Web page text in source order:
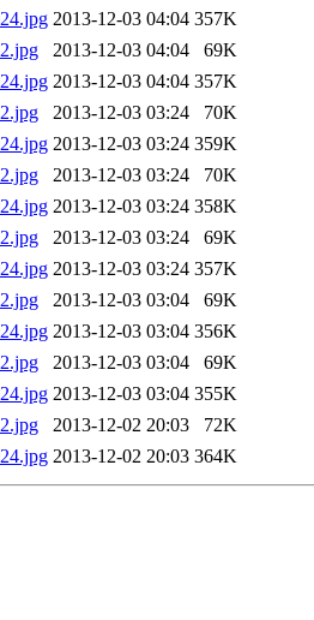
2013-12-03 04:04 357K
2013-12-03 04:04
69K
2013-12-03 04:04 357K
2013-12-03 03:24
70K
2013-12-03 03:24 359K
2013-12-03 03:24
70K
2013-12-03 03:24 358K
2013-12-03 03:24
69K
2013-12-03 03:24 357K
2013-12-03 03:04
69K
2013-12-03 03:04 356K
2013-12-03 03:04
69K
2013-12-03 03:04 355K
2013-12-02 20:03
72K
2013-12-02 20:03 364K